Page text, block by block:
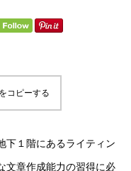
コピーする
１階にあるライティン
文章作成能力の習得に必